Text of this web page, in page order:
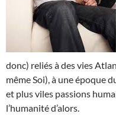
donc) reliés à des vies
même Soi), à une époque
et plus viles passions
l’humanité d’alors.